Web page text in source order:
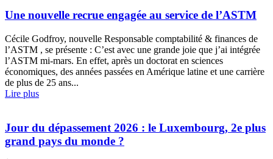
Une nouvelle recrue engagée au service de l’ASTM
Cécile Godfroy, nouvelle Responsable comptabilité & finances de
l’ASTM , se présente : C’est avec une grande joie que j’ai intégrée
l’ASTM mi-mars. En effet, après un doctorat en sciences
économiques, des années passées en Amérique latine et une carrière
de plus de 25 ans...
Lire plus
Jour du dépassement 2026 : le Luxembourg, 2e plus
grand pays du monde ?